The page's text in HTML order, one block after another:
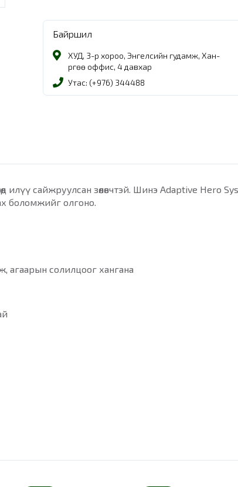
Байршил
ХУД, 3-р хороо, Энгелсийн гудамж, Хан-
Өргөө оффис, 4 давхар
Утас: (+976) 344488
сайжруулсан зөөлөвчтэй. Шинэ Adaptive Hero
боломжийг олгоно.
агаарын солилцоог хангана